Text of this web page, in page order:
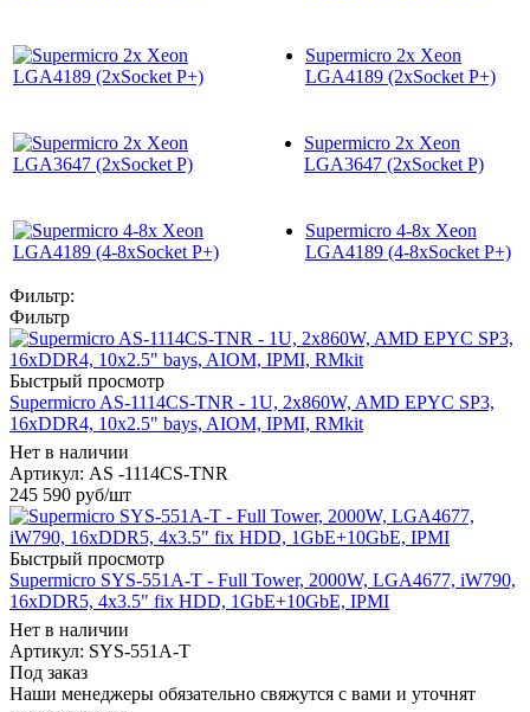
Supermicro 2x Xeon
LGA4189 (2xSocket P+)
Supermicro 2x Xeon
LGA3647 (2xSocket P)
Supermicro 4-8x Xeon
LGA4189 (4-8xSocket P+)
Фильтр:
Фильтр
Быстрый просмотр
Supermicro AS-1114CS-TNR - 1U, 2x860W, AMD EPYC SP3,
16xDDR4, 10x2.5" bays, AIOM, IPMI, RMkit
Нет в наличии
Артикул: AS -1114CS-TNR
245 590 руб/шт
Быстрый просмотр
Supermicro SYS-551A-T - Full Tower, 2000W, LGA4677, iW790,
16xDDR5, 4x3.5" fix HDD, 1GbE+10GbE, IPMI
Нет в наличии
Артикул: SYS-551A-T
Под заказ
Наши менеджеры обязательно свяжутся с вами и уточнят